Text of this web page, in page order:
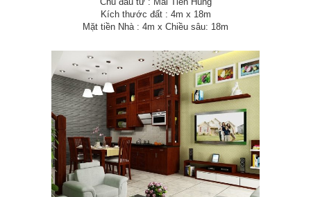
Kích thước đất : 4m x 18m
Mặt tiền Nhà : 4m x Chiều sâu: 18m